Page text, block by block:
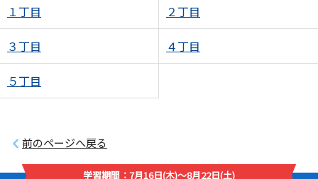
１丁目 ２丁目
３丁目 ４丁目
５丁目
前のページへ戻る
学習期間：7月16日(木)～8月22日(土)